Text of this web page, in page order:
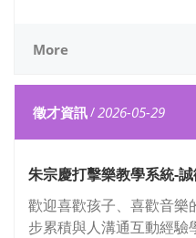
More
徵才資訊/2026-05-29
朱宗慶打擊樂教學系統-
歡迎喜歡孩子、喜歡音樂
步累積與人溝通互動經驗